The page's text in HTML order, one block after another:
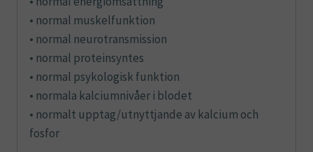
• normal muskelfunktion
• normal neurotransmission
• normal proteinsyntes
• normal psykologisk funktion
• normala kalciumnivåer i blodet
• normalt upptag/utnyttjande av kalcium och
fosfor